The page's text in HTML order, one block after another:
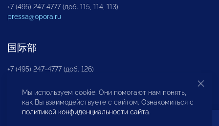
+7 (495) 247 4777 (доб. 115, 114, 113)
pressa@opora.ru
国际部
+7 (495) 247-4777 (доб. 126)
商投权益保护部
Мы используем cookie. Они помогают нам понять,
как Вы взаимодействуете с сайтом. Ознакомиться с
политикой конфиденциальности сайта.